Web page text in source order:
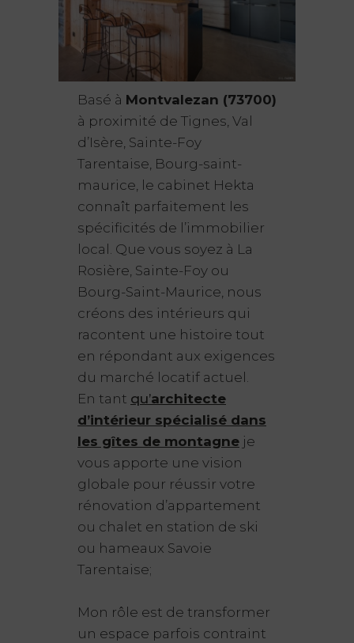
Basé à Montvalezan (73700)
à proximité de Tignes, Val
d’Isère, Sainte-Foy
Tarentaise, Bourg-saint-
maurice, le cabinet Hekta
connaît parfaitement les
spécificités de l’immobilier
local. Que vous soyez à La
Rosière, Sainte-Foy ou
Bourg-Saint-Maurice, nous
créons des intérieurs qui
racontent une histoire tout
en répondant aux exigences
du marché locatif actuel.
En tant qu’architecte
d’intérieur spécialisé dans
les gîtes de montagne je
vous apporte une vision
globale pour réussir votre
rénovation d’appartement
ou chalet en station de ski
ou hameaux Savoie
Tarentaise;
Mon rôle est de transformer
un espace parfois contraint